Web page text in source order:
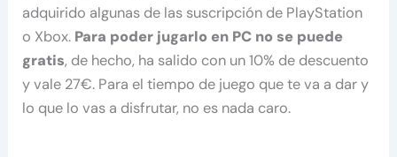
adquirido algunas de las suscripción de PlayStation
o Xbox. Para poder jugarlo en PC no se puede
gratis, de hecho, ha salido con un 10% de descuento
y vale 27€. Para el tiempo de juego que te va a dar y
lo que lo vas a disfrutar, no es nada caro.